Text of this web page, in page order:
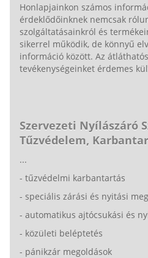
Honlapjainkon számos
érdeklődőinknek nemcsak
szolgáltatásainkról és
sikerrel működik, de könnyű
információ között. Az
tevékenységeinket érdemes
Szervezeti Nyílászáró
Tűzvédelem,
...
- tűzvédelmi karbantartás
- speciális zárási és nyitási
- automatikus ajtócsukási és
- közületi beléptetés
- pánikzár megoldások